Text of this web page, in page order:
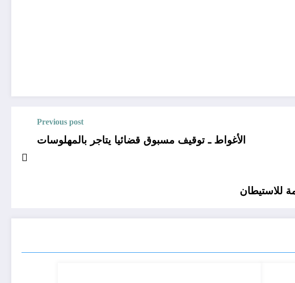
Previous post
الأغواط ـ توقيف مسبوق قضائيا يتاجر بالمهلوسات
للاستيطان